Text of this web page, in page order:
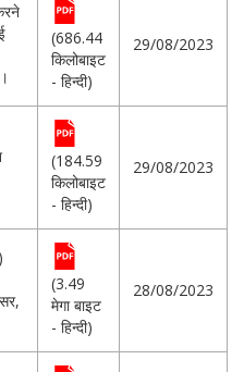
(686.44
किलोबाइट
- हिन्दी)
29/08/2023
(184.59
किलोबाइट
- हिन्दी)
29/08/2023
(3.49
मेगा बाइट
- हिन्दी)
28/08/2023